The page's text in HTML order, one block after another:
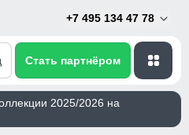
+7 495 134 47 78
Стать партнёром
2025/2026 на